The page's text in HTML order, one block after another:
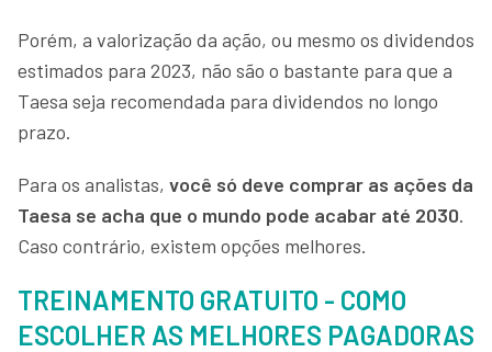
Porém, a valorização da ação, ou mesmo os dividendos
estimados para 2023, não são o bastante para que a
Taesa seja recomendada para dividendos no longo
prazo.
Para os analistas, você só deve comprar as ações da
Taesa se acha que o mundo pode acabar até 2030.
Caso contrário, existem opções melhores.
TREINAMENTO GRATUITO - COMO
ESCOLHER AS MELHORES PAGADORAS